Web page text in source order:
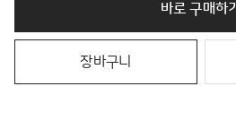
바로 구매하기
장바구니